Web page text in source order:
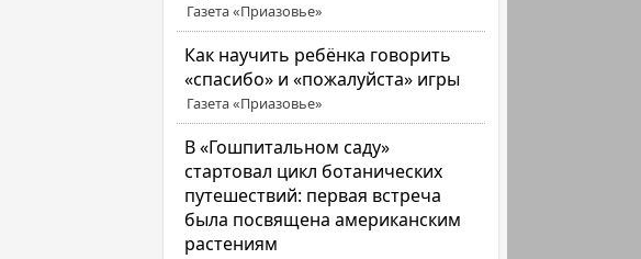
Газета «Приазовье»
Как научить ребёнка говорить
«спасибо» и «пожалуйста» игры
Газета «Приазовье»
В «Гошпитальном саду»
стартовал цикл ботанических
путешествий: первая встреча
была посвящена американским
растениям